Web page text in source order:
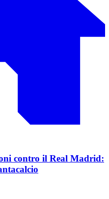
contro il Real Madrid: